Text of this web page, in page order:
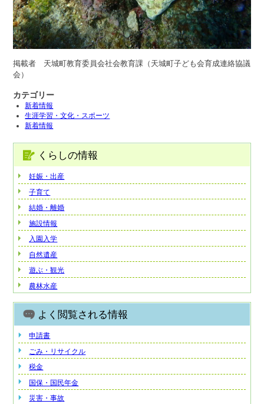
掲載者 天城町教育委員会社会教育課（天城町子ども会育成連絡協議
会）
カテゴリー
新着情報
生涯学習・文化・スポーツ
新着情報
くらしの情報
妊娠・出産
子育て
結婚・離婚
施設情報
入園入学
自然遺産
遊ぶ・観光
農林水産
よく閲覧される情報
申請書
ごみ・リサイクル
税金
国保・国民年金
災害・事故